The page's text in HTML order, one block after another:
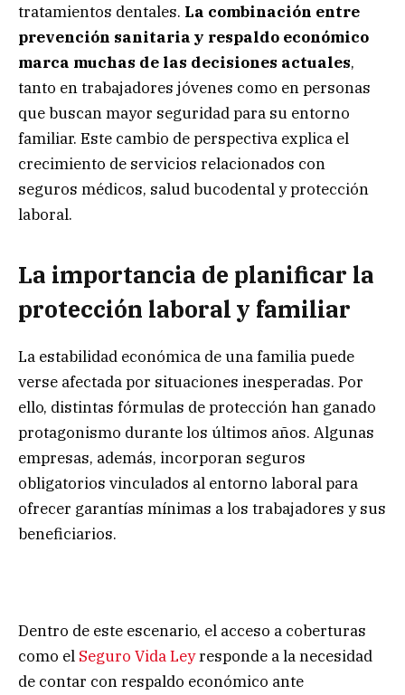
tratamientos dentales. La combinación entre
prevención sanitaria y respaldo económico
marca muchas de las decisiones actuales,
tanto en trabajadores jóvenes como en personas
que buscan mayor seguridad para su entorno
familiar. Este cambio de perspectiva explica el
crecimiento de servicios relacionados con
seguros médicos, salud bucodental y protección
laboral.
La importancia de planificar la
protección laboral y familiar
La estabilidad económica de una familia puede
verse afectada por situaciones inesperadas. Por
ello, distintas fórmulas de protección han ganado
protagonismo durante los últimos años. Algunas
empresas, además, incorporan seguros
obligatorios vinculados al entorno laboral para
ofrecer garantías mínimas a los trabajadores y sus
beneficiarios.
Dentro de este escenario, el acceso a coberturas
como el Seguro Vida Leyresponde a la necesidad
de contar con respaldo económico ante